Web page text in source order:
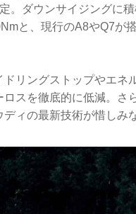
。ダウンサイジングに
と、現行のA8やQ7が
ドリングストップやエネ
ロスを徹底的に低減。さ
ディの最新技術が惜しみ